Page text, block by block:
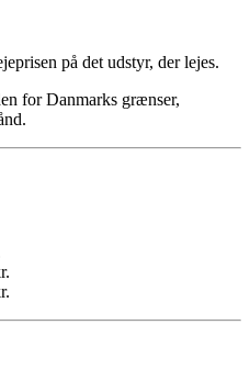
på det udstyr, der lejes.
for Danmarks grænser,